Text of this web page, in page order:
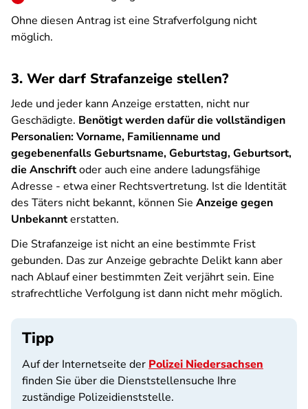
Ohne diesen Antrag ist eine Strafverfolgung nicht
möglich.
3. Wer darf Strafanzeige stellen?
Jede und jeder kann Anzeige erstatten, nicht nur
Geschädigte. Benötigt werden dafür die vollständigen
Personalien: Vorname, Familienname und
gegebenenfalls Geburtsname, Geburtstag, Geburtsort,
die Anschriftoder auch eine andere ladungsfähige
Adresse - etwa einer Rechtsvertretung. Ist die Identität
des Täters nicht bekannt, können Sie Anzeige gegen
Unbekannterstatten.
Die Strafanzeige ist nicht an eine bestimmte Frist
gebunden. Das zur Anzeige gebrachte Delikt kann aber
nach Ablauf einer bestimmten Zeit verjährt sein. Eine
strafrechtliche Verfolgung ist dann nicht mehr möglich.
Tipp
Auf der Internetseite der Polizei Niedersachsen
finden Sie über die Dienststellensuche Ihre
zuständige Polizeidienststelle.